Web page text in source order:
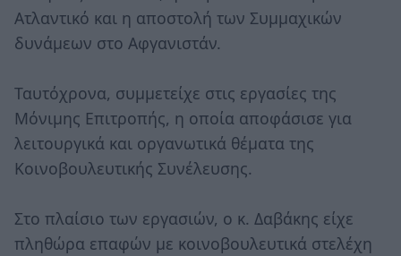
Ατλαντικό και η αποστολή των Συμμαχικών
δυνάμεων στο Αφγανιστάν.
Ταυτόχρονα, συμμετείχε στις εργασίες της
Μόνιμης Επιτροπής, η οποία αποφάσισε για
λειτουργικά και οργανωτικά θέματα της
Κοινοβουλευτικής Συνέλευσης.
Στο πλαίσιο των εργασιών, ο κ. Δαβάκης είχε
πληθώρα επαφών με κοινοβουλευτικά στελέχη